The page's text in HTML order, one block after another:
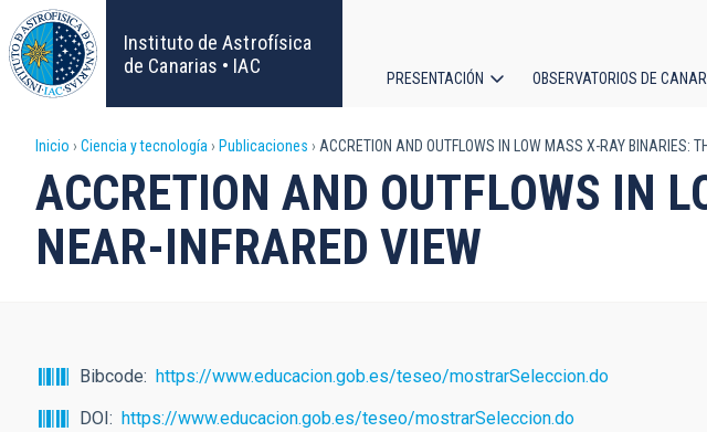
Pasar
al
contenido
principal
Instituto de Astrofísica
de Canarias • IAC
principal
PRESENTACIÓN OBSERVATORIOS DE
Sobrescribir
enlaces
de
a
la
Inicio Ciencia y tecnología Publicaciones ACCRETION AND OUTFLOWS IN LOW MASS X-RAY BINARIES:
ACCRETION AND OUTFLOWS IN
NEAR-INFRARED VIEW
Bibcode
https://www.educacion.gob.es/teseo/mostrarSeleccion.do
DOI
https://www.educacion.gob.es/teseo/mostrarSeleccion.do